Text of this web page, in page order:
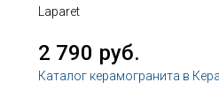
Laparet
2 790 руб.
Каталог керамогранита в